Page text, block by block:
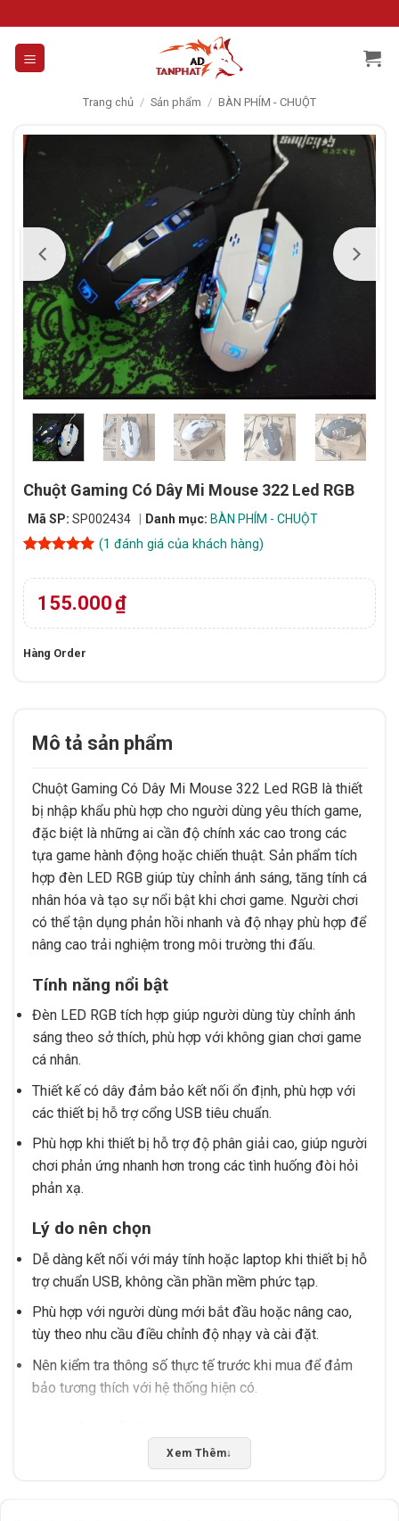
to
content
Trang chủ / Sản phẩm / BÀN PHÍM - CHUỘT
Chuột Gaming Có Dây Mi Mouse 322 Led RGB
Mã SP: SP002434 Danh mục: BÀN PHÍM - CHUỘT
dựa trên
đánh giá
(1 đánh giá của khách hàng)
155.000₫
Hàng Order
Mô tả sản phẩm
Chuột Gaming Có Dây Mi Mouse 322 Led RGB là thiết
bị nhập khẩu phù hợp cho người dùng yêu thích game,
đặc biệt là những ai cần độ chính xác cao trong các
tựa game hành động hoặc chiến thuật. Sản phẩm tích
hợp đèn LED RGB giúp tùy chỉnh ánh sáng, tăng tính cá
nhân hóa và tạo sự nổi bật khi chơi game. Người chơi
có thể tận dụng phản hồi nhanh và độ nhạy phù hợp để
nâng cao trải nghiệm trong môi trường thi đấu.
Tính năng nổi bật
Đèn LED RGB tích hợp giúp người dùng tùy chỉnh ánh
sáng theo sở thích, phù hợp với không gian chơi game
cá nhân.
Thiết kế có dây đảm bảo kết nối ổn định, phù hợp với
các thiết bị hỗ trợ cổng USB tiêu chuẩn.
Phù hợp khi thiết bị hỗ trợ độ phân giải cao, giúp người
chơi phản ứng nhanh hơn trong các tình huống đòi hỏi
phản xạ.
Lý do nên chọn
Dễ dàng kết nối với máy tính hoặc laptop khi thiết bị hỗ
trợ chuẩn USB, không cần phần mềm phức tạp.
Phù hợp với người dùng mới bắt đầu hoặc nâng cao,
tùy theo nhu cầu điều chỉnh độ nhạy và cài đặt.
Nên kiểm tra thông số thực tế trước khi mua để đảm
bảo tương thích với hệ thống hiện có.
Tránh để chuột tiếp xúc với môi trường ẩm ướt hoặc
Xem Thêm↓